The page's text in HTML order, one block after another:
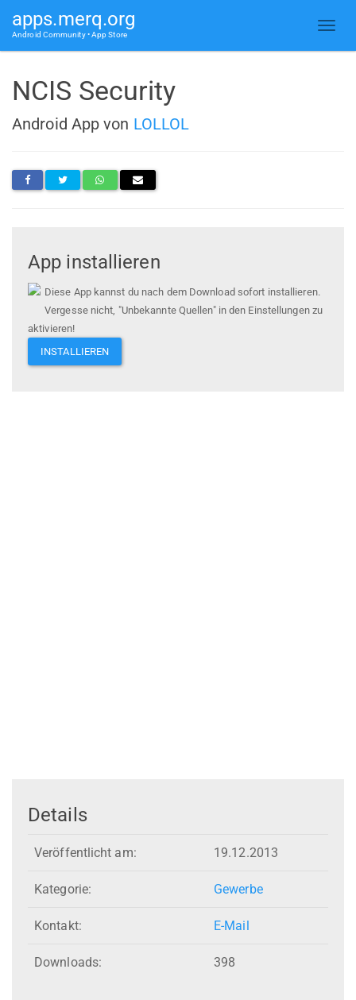
apps.merq.org
Android Community • App Store
NCIS Security
Android App von LOLLOL
App installieren
Diese App kannst du nach dem Download sofort installieren.
Vergesse nicht, "Unbekannte Quellen" in den Einstellungen zu
aktivieren!
INSTALLIEREN
Details
Veröffentlicht am: 19.12.2013
Kategorie: Gewerbe
Kontakt: E-Mail
Downloads: 398